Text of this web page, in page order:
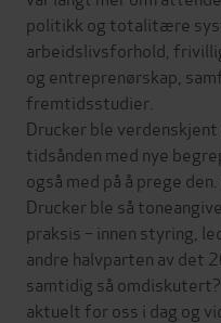
politikk og totalitære
arbeidslivsforhold,
og entreprenørskap,
fremtidsstudier.
Drucker ble
tidsånden med nye
også med på å prege
Drucker ble så
praksis – innen styring,
andre halvparten av det
samtidig så
aktuelt for oss i dag og